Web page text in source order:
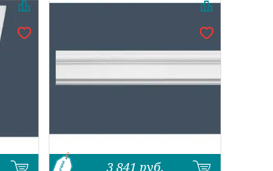
3 841 руб.